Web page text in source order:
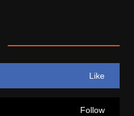
Like
Follow